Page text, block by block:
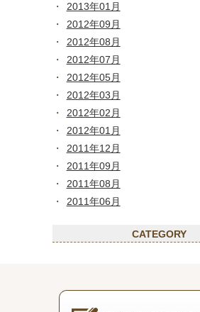
2013年01月
2012年09月
2012年08月
2012年07月
2012年05月
2012年03月
2012年02月
2012年01月
2011年12月
2011年09月
2011年08月
2011年06月
CATEGORY